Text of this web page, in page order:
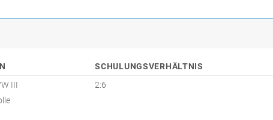
SCHULUNGSVERHÄLTNIS
III
2:6